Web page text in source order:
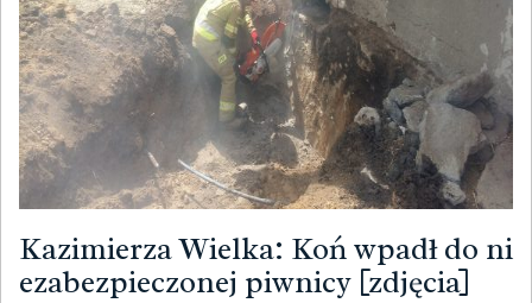
Kazimierza Wielka: Koń wpadł do ni
ezabezpieczonej piwnicy [zdjęcia]